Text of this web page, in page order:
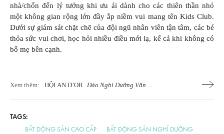
nhà/chốn đến lý tưởng khi ưu ái dành cho các thiên thần nhỏ
một không gian rộng lớn đầy ắp niềm vui mang tên Kids Club.
Dưới sự giám sát chặt chẽ của đội ngũ nhân viên tận tâm, các bé
thỏa sức vui chơi, học hỏi nhiều điều mới lạ, kể cả khi không có
bố mẹ bên cạnh.
Xem thêm: HỘI AN D’OR Đảo Nghỉ Dưỡng Văn
TAGS:
BẤT DỘNG SẢN CAO CẤP
BẤT ĐỘNG SẢN NGHỈ DƯỠNG